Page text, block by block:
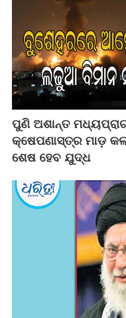
ପୁଣି ଅଶାନ୍ତ
କ୍ଷେପଣାସ୍ତ୍ର ମାଡ଼
ଶେଷ ହେବ ଯୁଦ୍ଧ